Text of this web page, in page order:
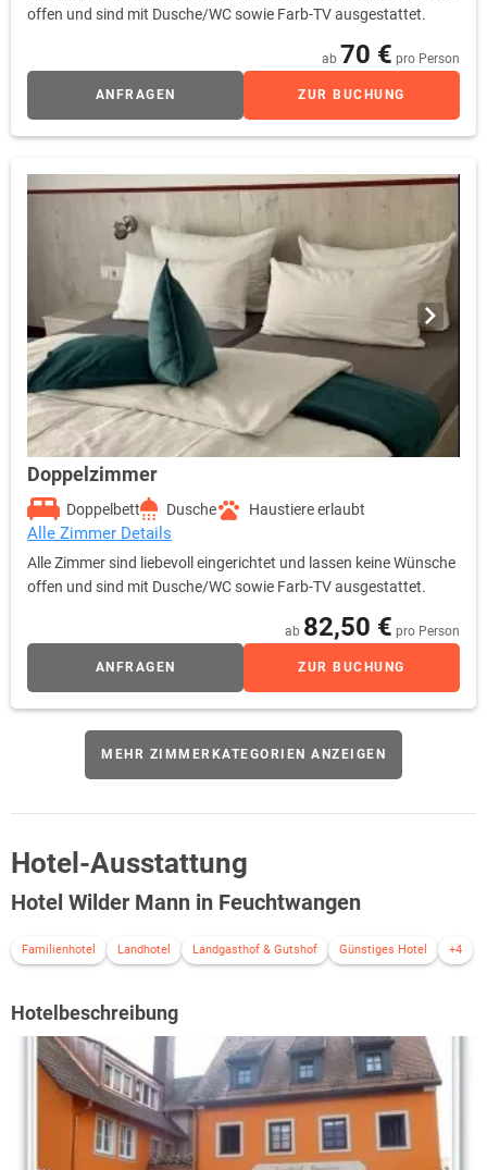
offen und sind mit Dusche/WC sowie Farb-TV ausgestattet.
ab 70 € pro Person
ANFRAGEN ZUR BUCHUNG
Doppelzimmer
Doppelbett Dusche Haustiere erlaubt
Alle Zimmer Details
Alle Zimmer sind liebevoll eingerichtet und lassen keine Wünsche
offen und sind mit Dusche/WC sowie Farb-TV ausgestattet.
ab 82,50 € pro Person
ANFRAGEN ZUR BUCHUNG
MEHR ZIMMERKATEGORIEN ANZEIGEN
Hotel-Ausstattung
Hotel Wilder Mann in Feuchtwangen
Familienhotel Landhotel Landgasthof & Gutshof Günstiges Hotel +4
Hotelbeschreibung